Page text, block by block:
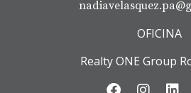
OFICINA
Realty ONE Group